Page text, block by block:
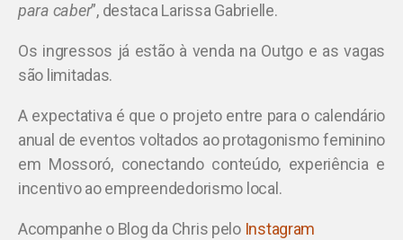
para caber”, destaca Larissa Gabrielle.
Os ingressos já estão à venda na Outgo e as vagas
são limitadas.
A expectativa é que o projeto entre para o calendário
anual de eventos voltados ao protagonismo feminino
em Mossoró, conectando conteúdo, experiência e
incentivo ao empreendedorismo local.
Acompanhe o Blog da Chris pelo Instagram